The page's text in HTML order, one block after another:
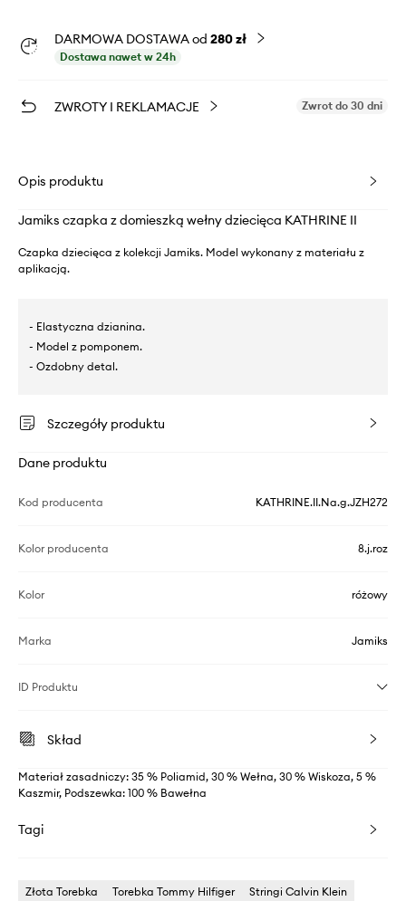
DARMOWA DOSTAWA od 280 zł
Dostawa nawet w 24h
ZWROTY I REKLAMACJE Zwrot do 30 dni
Opis produktu
Jamiks czapka z domieszką wełny dziecięca KATHRINE II
Czapka dziecięca z kolekcji Jamiks. Model wykonany z materiału z
aplikacją.
- Elastyczna dzianina.
- Model z pomponem.
- Ozdobny detal.
Szczegóły produktu
Dane produktu
Kod producenta KATHRINE.II.Na.g.JZH272
Kolor producenta 8.j.roz
Kolor różowy
Marka Jamiks
ID Produktu
Skład
Materiał zasadniczy: 35 % Poliamid, 30 % Wełna, 30 % Wiskoza, 5 %
Kaszmir, Podszewka: 100 % Bawełna
Tagi
Złota Torebka Torebka Tommy Hilfiger Stringi Calvin Klein